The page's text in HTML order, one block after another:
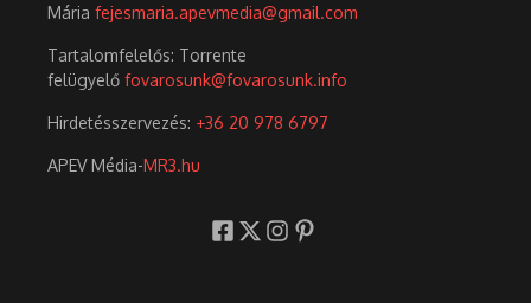
Mária fejesmaria.apevmedia@gmail.com
Tartalomfelelős: Torrente
felügyelő fovarosunk@fovarosunk.info
Hirdetésszervezés: +36 20 978 6797
APEV Média-MR3.hu